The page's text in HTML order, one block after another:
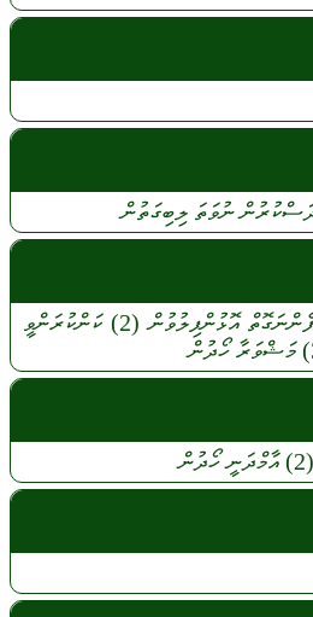
ނުވަތަ ލިބިގަތުން
އޮޅުންފިލުވުން (2)
ކަންކުރަންވީ
މަޝްވަރާހޯދުން
(2) އާމްދަނީހޯދުން